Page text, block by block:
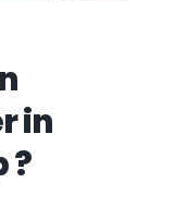
?